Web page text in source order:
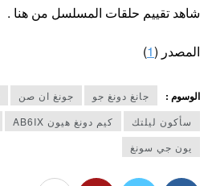
شاهد تقييم حلقات المسلسل من هنا .
المصدر (1
)
الوسوم : جانغ دونغ جو جونغ ان صن
سأكون ليلتك
كيم دونغ هيون AB6IX
يون جي سونغ